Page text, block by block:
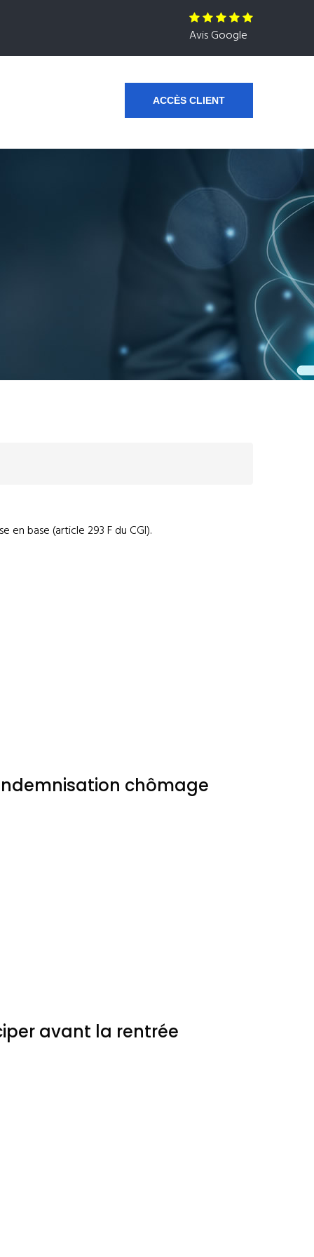
Avis Google
ACCÈS CLIENT
base (article 293 F du CGI).
chômage
avant la rentrée